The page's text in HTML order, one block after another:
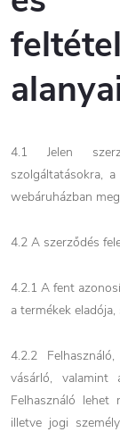
4.1 Jelen
szolgáltatásokra,
webáruházban
4.2 A szerződés
4.2.1 A fent
a termékek
4.2.2
vásárló, valamint
Felhasználó lehet
illetve jogi